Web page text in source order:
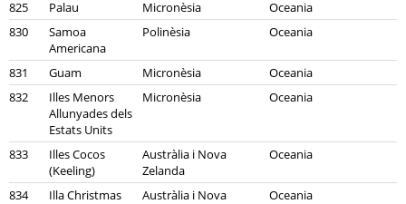
825
Palau Micronèsia
Oceania
830
Samoa
Americana
Polinèsia Oceania
831 Guam Micronèsia
Oceania
832
Illes Menors
Allunyades dels
Estats Units
Micronèsia Oceania
833
Illes Cocos
(Keeling)
Austràlia i Nova
Zelanda
Oceania
834 Illa Christmas
Austràlia i Nova
Oceania